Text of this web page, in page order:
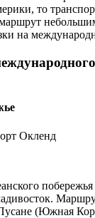
то
на
Окленд
(Южная